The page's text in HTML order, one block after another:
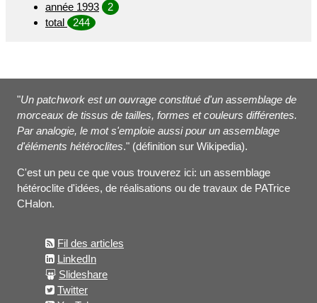
année 1993
2
total
244
"Un patchwork est un ouvrage constitué d'un assemblage de
morceaux de tissus de tailles, formes et couleurs différentes.
Par analogie, le mot s'emploie aussi pour un assemblage
d'éléments hétéroclites." (définition sur Wikipedia).
C'est un peu ce que vous trouverez ici: un assemblage
hétéroclite d'idées, de réalisations ou de travaux de PATrice
CHalon.
Fil des articles
LinkedIn
Slideshare
Twitter